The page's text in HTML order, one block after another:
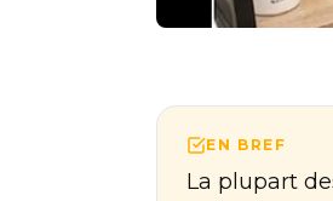
EN BREF
La plupart